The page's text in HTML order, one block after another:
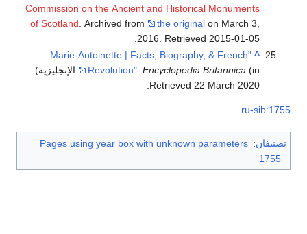
Commission on the Ancient and Historical Monuments
of Scotland. Archived from the original on March 3,
2016. Retrieved2015-01-05
.
^
"Marie-Antoinette | Facts, Biography, & French
Revolution" .Encyclopedia Britannica (in الإنجليزية)
.
Retrieved 22 March 2020
ru-sib:1755
تصنيفان:
Pages using year box with unknown parameters
1755